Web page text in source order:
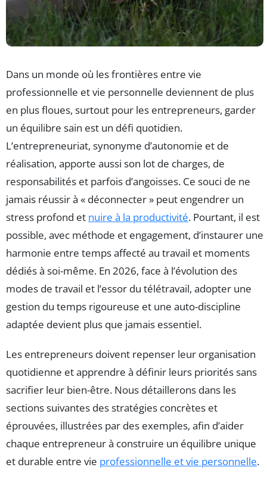
Dans un monde où les frontières entre vie
professionnelle et vie personnelle deviennent de plus
en plus floues, surtout pour les entrepreneurs, garder
un équilibre sain est un défi quotidien.
L’entrepreneuriat, synonyme d’autonomie et de
réalisation, apporte aussi son lot de charges, de
responsabilités et parfois d’angoisses. Ce souci de ne
jamais réussir à « déconnecter » peut engendrer un
stress profond et nuire à la productivité. Pourtant, il est
possible, avec méthode et engagement, d’instaurer une
harmonie entre temps affecté au travail et moments
dédiés à soi-même. En 2026, face à l’évolution des
modes de travail et l’essor du télétravail, adopter une
gestion du temps rigoureuse et une auto-discipline
adaptée devient plus que jamais essentiel.
Les entrepreneurs doivent repenser leur organisation
quotidienne et apprendre à définir leurs priorités sans
sacrifier leur bien-être. Nous détaillerons dans les
sections suivantes des stratégies concrètes et
éprouvées, illustrées par des exemples, afin d’aider
chaque entrepreneur à construire un équilibre unique
et durable entre vie professionnelle et vie personnelle.